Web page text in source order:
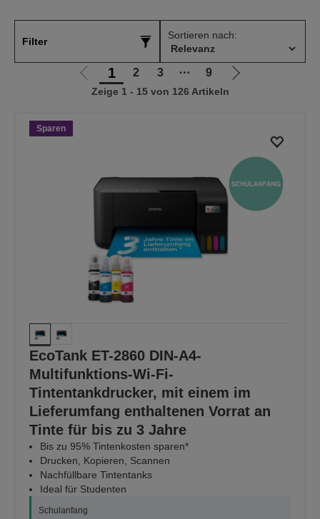
Filter
Sortieren nach:
Zur
vorherigen
1 2 3 ⋯ 9
Zur
Zeige 1 - 15 von 126 Artikeln
Sparen
EcoTank ET-2860 DIN-A4-
Multifunktions-Wi-Fi-
Tintentankdrucker, mit einem im
Lieferumfang enthaltenen Vorrat an
Tinte für bis zu 3 Jahre
Bis zu 95% Tintenkosten sparen*
Drucken, Kopieren, Scannen
Nachfüllbare Tintentanks
Ideal für Studenten
Schulanfang